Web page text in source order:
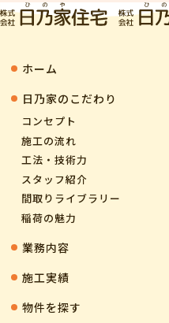
ホーム
⽇乃家のこだわり
コンセプト
施工の流れ
工法・技術力
スタッフ紹介
間取りライブラリー
稲荷の魅力
業務内容
施工実績
物件を探す